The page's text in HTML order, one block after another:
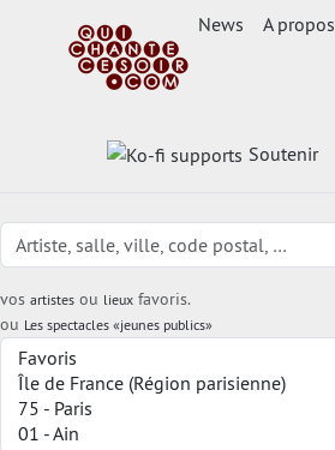
News A propos
Soutenir
vos artistes ou lieux favoris.
ou Les spectacles «jeunes publics»